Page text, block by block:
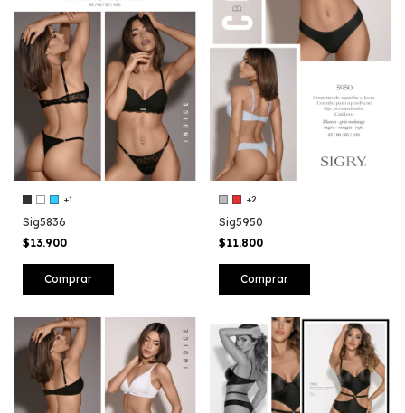
+1
Sig5836
$13.900
Comprar
+2
Sig5950
$11.800
Comprar